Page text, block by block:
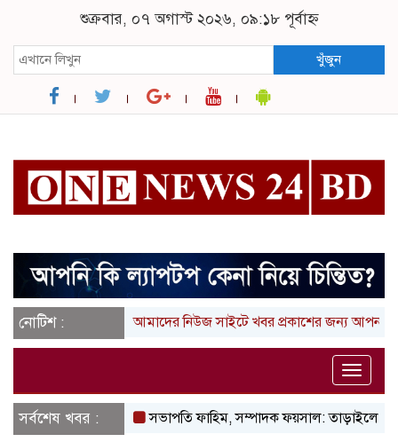
শুক্রবার, ০৭ অগাস্ট ২০২৬, ০৯:১৮ পূর্বাহ্ন
খুঁজুন
নোটিশ : আমাদের নিউজ সাইটে খবর প্রকাশের জন্য আপনার
Toggle
সর্বশেষ খবর :
সভাপতি ফাহিম, সম্পাদক ফয়সাল: তাড়াইলে ছাত্র